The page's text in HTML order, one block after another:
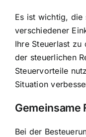
Es ist wichtig, die
verschiedener
Ihre Steuerlast zu
der steuerlichen
Steuervorteile
Situation
Gemeinsame
Bei der